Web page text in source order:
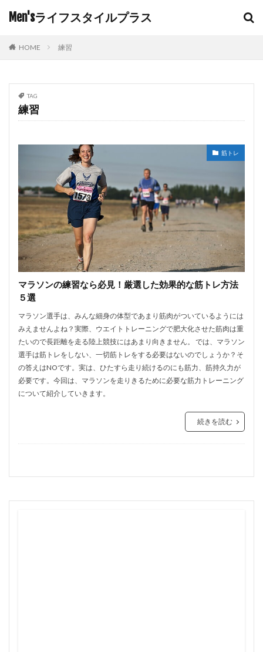
Men'sライフスタイルプラス
HOME 練習
TAG
練習
筋トレ
マラソンの練習なら必見！厳選した効果的な筋トレ方法
５選
マラソン選手は、みんな細身の体型であまり筋肉がついているようには
みえませんよね？実際、ウエイトトレーニングで肥大化させた筋肉は重
たいので長距離を走る陸上競技にはあまり向きません。 では、マラソン
選手は筋トレをしない、一切筋トレをする必要はないのでしょうか？そ
の答えはNOです。実は、ひたすら走り続けるのにも筋力、筋持久力が
必要です。今回は、マラソンを走りきるために必要な筋力トレーニング
について紹介していきます。
続きを読む